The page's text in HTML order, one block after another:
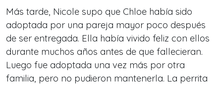
Más tarde, Nicole supo que Chloe había sido
adoptada por una pareja mayor poco después
de ser entregada. Ella había vivido feliz con ellos
durante muchos años antes de que fallecieran.
Luego fue adoptada una vez más por otra
familia, pero no pudieron mantenerla. La perrita